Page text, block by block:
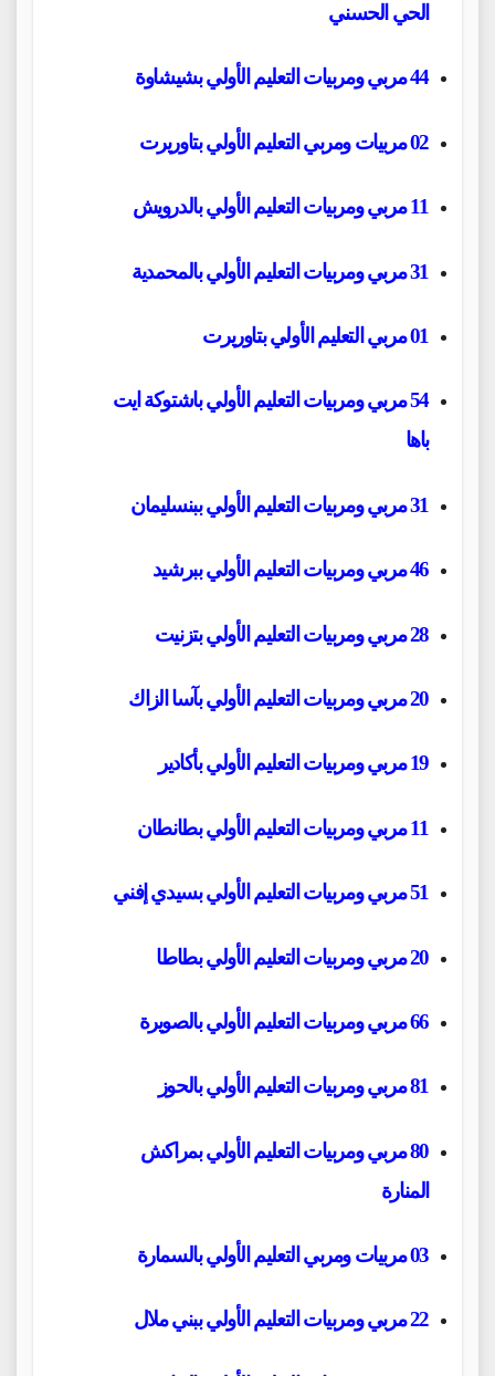
الحي الحسني
44 مربي ومربيات التعليم الأولي بشيشاوة
02 مربيات ومربي التعليم الأولي بتاوريرت
11 مربي ومربيات التعليم الأولي بالدرويش
31 مربي ومربيات التعليم الأولي بالمحمدية
01 مربي التعليم الأولي بتاوريرت
54 مربي ومربيات التعليم الأولي باشتوكة ايت
باها
31مربي ومربيات التعليم الأولي ببنسليمان
46 مربي ومربيات التعليم الأولي ببرشيد
28 مربي ومربيات التعليم الأولي بتزنيت
20 مربي ومربيات التعليم الأولي بآسا الزاك
19 مربي ومربيات التعليم الأولي بأكادير
11 مربي ومربيات التعليم الأولي بطانطان
51 مربي ومربيات التعليم الأولي بسيدي إفني
20 مربي ومربيات التعليم الأولي بطاطا
66 مربي ومربيات التعليم الأولي بالصويرة
81 مربي ومربيات التعليم الأولي بالحوز
80 مربي ومربيات التعليم الأولي بمراكش
المنارة
03 مربيات ومربي التعليم الأولي بالسمارة
22 مربي ومربيات التعليم الأولي ببني ملال